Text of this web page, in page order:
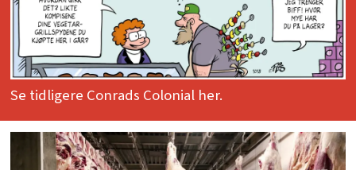
Se tidligere Conrads Colonial her.